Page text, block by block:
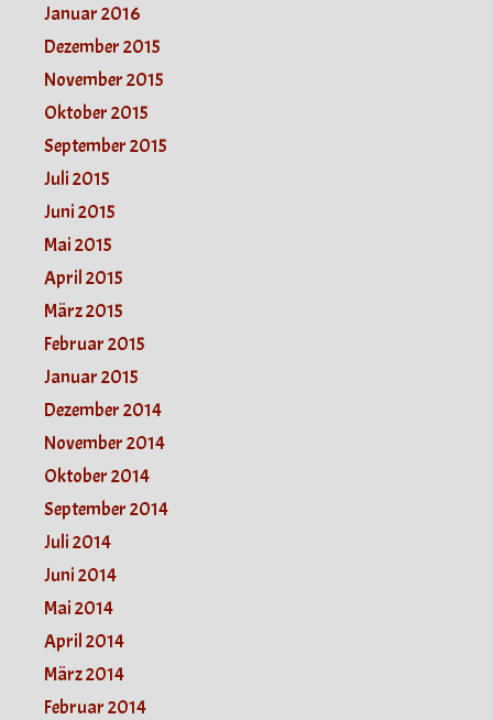
Januar 2016
Dezember 2015
November 2015
Oktober 2015
September 2015
Juli 2015
Juni 2015
Mai 2015
April 2015
März 2015
Februar 2015
Januar 2015
Dezember 2014
November 2014
Oktober 2014
September 2014
Juli 2014
Juni 2014
Mai 2014
April 2014
März 2014
Februar 2014